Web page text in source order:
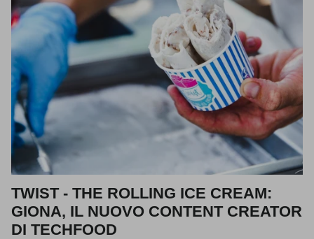
TWIST - THE ROLLING ICE CREAM:
GIONA, IL NUOVO CONTENT CREATOR
DI TECHFOOD